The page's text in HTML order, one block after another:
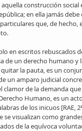
construcción
en ella jamás
que, de
en escritos
de un derecho humano
la pauta, es un
un amparo judicial
clamor de la demanda
Humano, es un
de los inicuos
visualizan como
de la equívoca